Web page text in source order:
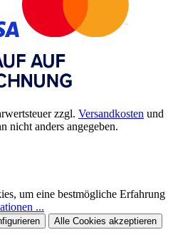
zzgl. Versandkosten und
nicht anders angegeben.
um eine bestmögliche Erfahrung
...
Alle Cookies akzeptieren